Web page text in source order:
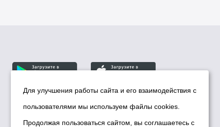
© Департамент информационной политики мэрии
города Новосибирска, 2026
Для улучшения работы сайта и его взаимодействия с
пользователями мы используем файлы cookies.
Продолжая пользоваться сайтом, вы соглашаетесь с